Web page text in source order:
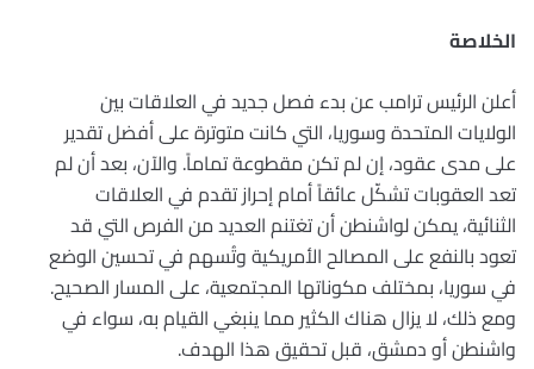
الخلاصة
أعلن الرئيس ترامب عن بدء فصل جديد في العلاقات بين
الولايات المتحدة وسوريا، التي كانت متوترة على أفضل تقدير
على مدى عقود، إن لم تكن مقطوعة تماماً. والآن، بعد أن لم
تعد العقوبات تشكّل عائقاً أمام إحراز تقدم في العلاقات
الثنائية، يمكن لواشنطن أن تغتنم العديد من الفرص التي قد
تعود بالنفع على المصالح الأمريكية وتُسهم في تحسين الوضع
في سوريا، بمختلف مكوناتها المجتمعية، على المسار الصحيح.
ومع ذلك، لا يزال هناك الكثير مما ينبغي القيام به، سواء في
واشنطن أو دمشق، قبل تحقيق هذا الهدف.